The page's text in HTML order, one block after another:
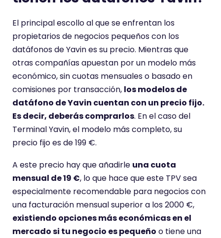
El principal escollo al que se enfrentan los
propietarios de negocios pequeños con los
datáfonos de Yavin es su precio. Mientras que
otras compañías apuestan por un modelo más
económico, sin cuotas mensuales o basado en
comisiones por transacción, los modelos de
datáfono de Yavin cuentan con un precio fijo.
Es decir, deberás comprarlos. En el caso del
Terminal Yavin, el modelo más completo, su
precio fijo es de 199 €.
A este precio hay que añadirle una cuota
mensual de 19 €, lo que hace que este TPV sea
especialmente recomendable para negocios con
una facturación mensual superior a los 2000 €,
existiendo opciones más económicas en el
mercado si tu negocio es pequeño o tiene una